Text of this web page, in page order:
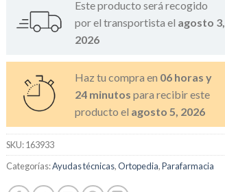
Este producto será recogido
por el transportista el agosto 3,
2026
Haz tu compra en 06 horas y
24 minutos para recibir este
producto el agosto 5, 2026
SKU:163933
Categorías:Ayudas técnicas,Ortopedia,Parafarmacia